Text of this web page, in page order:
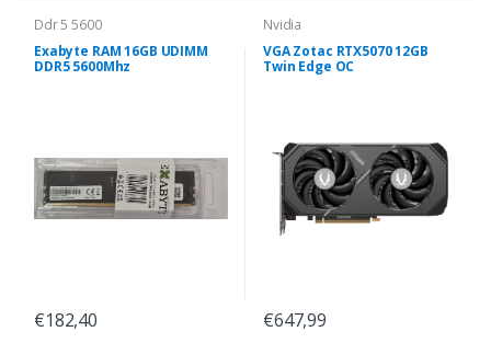
Ddr 5 5600
Exabyte RAM 16GB UDIMM
DDR5 5600Mhz
€182,40
Nvidia
VGA Zotac RTX5070 12GB
Twin Edge OC
€647,99